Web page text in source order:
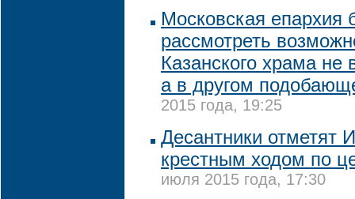
Московская епархия
рассмотреть
Казанского храма
а в другом
2015 года, 19:25
Десантники отметят
крестным ходом по
июля 2015 года, 17:30